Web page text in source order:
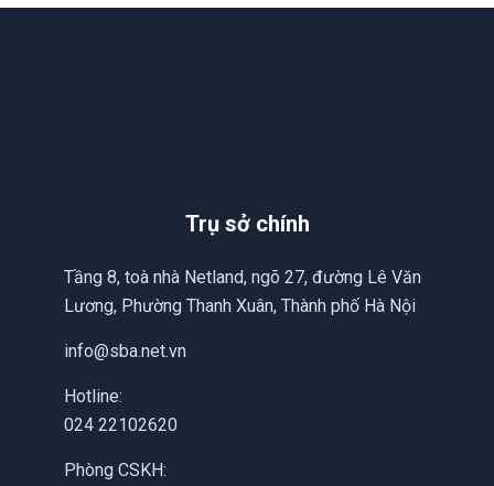
Trụ sở chính
Tầng 8, toà nhà Netland, ngõ 27, đường Lê Văn
Lương, Phường Thanh Xuân, Thành phố Hà Nội
info@sba.net.vn
Hotline:
024 22102620
Phòng CSKH: